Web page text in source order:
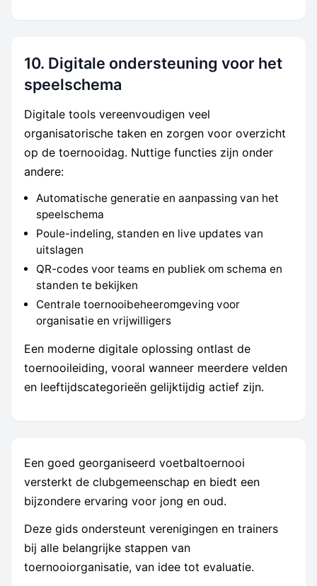
10. Digitale ondersteuning voor het
speelschema
Digitale tools vereenvoudigen veel
organisatorische taken en zorgen voor overzicht
op de toernooidag. Nuttige functies zijn onder
andere:
Automatische generatie en aanpassing van het
speelschema
Poule-indeling, standen en live updates van
uitslagen
QR-codes voor teams en publiek om schema en
standen te bekijken
Centrale toernooibeheeromgeving voor
organisatie en vrijwilligers
Een moderne digitale oplossing ontlast de
toernooileiding, vooral wanneer meerdere velden
en leeftijdscategorieën gelijktijdig actief zijn.
Een goed georganiseerd voetbaltoernooi
versterkt de clubgemeenschap en biedt een
bijzondere ervaring voor jong en oud.
Deze gids ondersteunt verenigingen en trainers
bij alle belangrijke stappen van
toernooiorganisatie, van idee tot evaluatie.